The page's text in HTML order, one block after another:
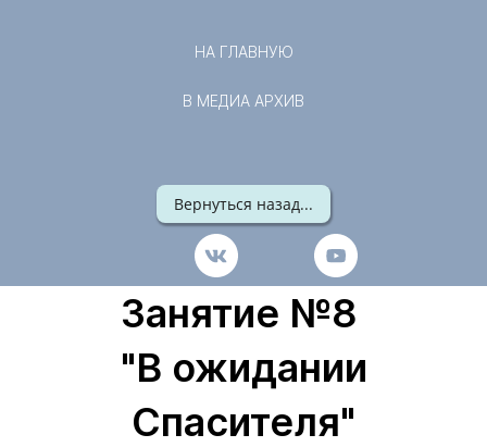
НА ГЛАВНУЮ
В МЕДИА АРХИВ
Вернуться назад...
Занятие №8
"В ожидании
Спасителя"